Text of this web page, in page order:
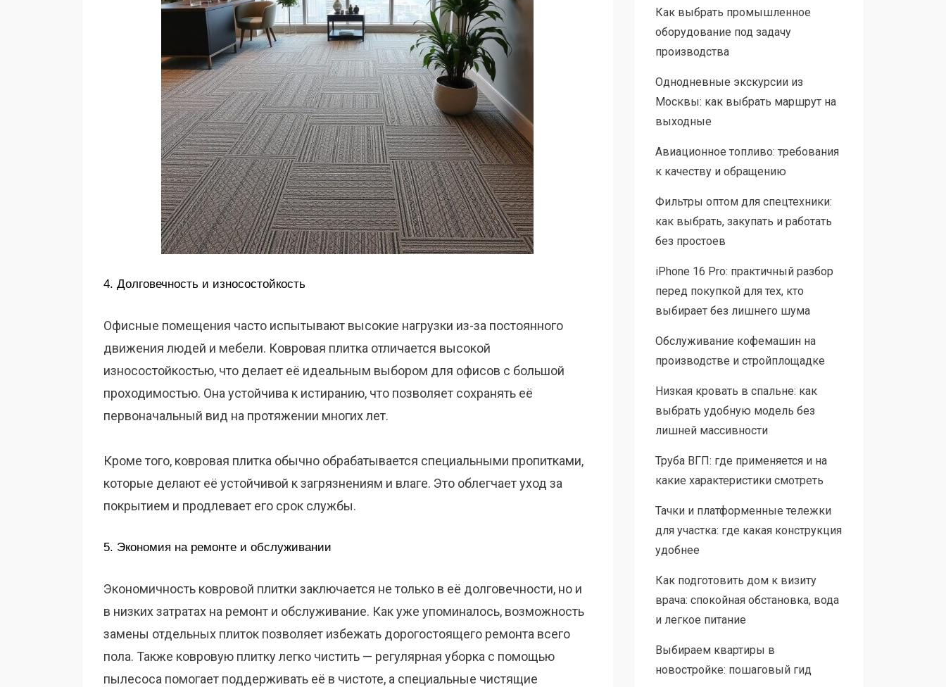
4. Долговечность и износостойкость
Офисные помещения часто испытывают высокие нагрузки из-за постоянного
движения людей и мебели. Ковровая плитка отличается высокой
износостойкостью, что делает её идеальным выбором для офисов с большой
проходимостью. Она устойчива к истиранию, что позволяет сохранять её
первоначальный вид на протяжении многих лет.
Кроме того, ковровая плитка обычно обрабатывается специальными пропитками,
которые делают её устойчивой к загрязнениям и влаге. Это облегчает уход за
покрытием и продлевает его срок службы.
5. Экономия на ремонте и обслуживании
Экономичность ковровой плитки заключается не только в её долговечности, но и
в низких затратах на ремонт и обслуживание. Как уже упоминалось, возможность
замены отдельных плиток позволяет избежать дорогостоящего ремонта всего
пола. Также ковровую плитку легко чистить — регулярная уборка с помощью
пылесоса помогает поддерживать её в чистоте, а специальные чистящие
Как выбрать промышленное
оборудование под задачу
производства
Однодневные экскурсии из
Москвы: как выбрать маршрут на
выходные
Авиационное топливо: требования
к качеству и обращению
Фильтры оптом для спецтехники:
как выбрать, закупать и работать
без простоев
iPhone 16 Pro: практичный разбор
перед покупкой для тех, кто
выбирает без лишнего шума
Обслуживание кофемашин на
производстве и стройплощадке
Низкая кровать в спальне: как
выбрать удобную модель без
лишней массивности
Труба ВГП: где применяется и на
какие характеристики смотреть
Тачки и платформенные тележки
для участка: где какая конструкция
удобнее
Как подготовить дом к визиту
врача: спокойная обстановка, вода
и легкое питание
Выбираем квартиры в
новостройке: пошаговый гид